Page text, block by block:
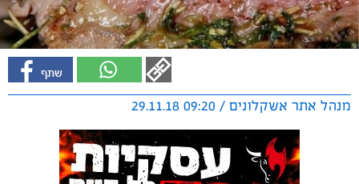
מנהל אתר אשקלונים / 09:20 29.11.18